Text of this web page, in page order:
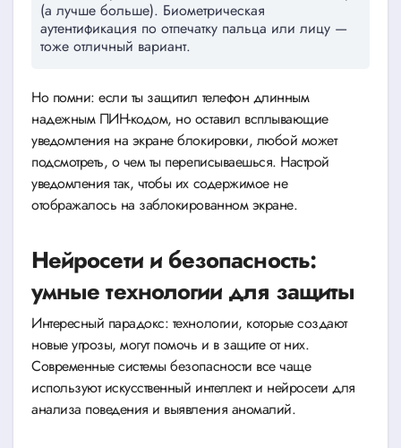
(а лучше больше). Биометрическая
аутентификация по отпечатку пальца или лицу —
тоже отличный вариант.
Но помни: если ты защитил телефон длинным
надежным ПИН-кодом, но оставил всплывающие
уведомления на экране блокировки, любой может
подсмотреть, о чем ты переписываешься. Настрой
уведомления так, чтобы их содержимое не
отображалось на заблокированном экране.
Нейросети и безопасность:
умные технологии для защиты
Интересный парадокс: технологии, которые создают
новые угрозы, могут помочь и в защите от них.
Современные системы безопасности все чаще
используют искусственный интеллект и нейросети для
анализа поведения и выявления аномалий.